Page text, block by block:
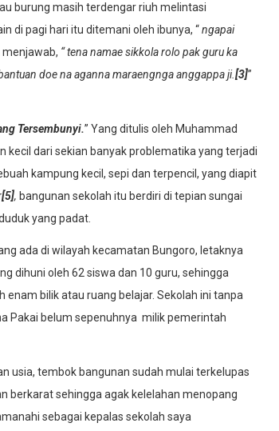
burung masih terdengar riuh melintasi
di pagi hari itu ditemani oleh ibunya, “ngapai
menjawab, “ tena namae sikkola rolo pak guru ka
doe na aganna maraengnga anggappa ji.[3]”
Tersembunyi.” Yang ditulis oleh Muhammad
kecil dari sekian banyak problematika yang terjadi
kampung kecil, sepi dan terpencil, yang diapit
[5], bangunan sekolah itu berdiri di tepian sungai
yang padat.
ada di wilayah kecamatan Bungoro, letaknya
dihuni oleh 62 siswa dan 10 guru, sehingga
bilik atau ruang belajar. Sekolah ini tanpa
Pakai belum sepenuhnya milik pemerintah
usia, tembok bangunan sudah mulai terkelupas
berkarat sehingga agak kelelahan menopang
sebagai kepalas sekolah saya